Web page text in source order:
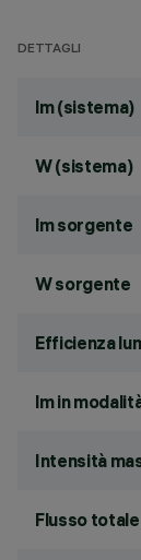
DETTAGLI
lm (sistema)
W (sistema)
lm sorgente
W sorgente
Efficienza
lm in
Intensità
Flusso